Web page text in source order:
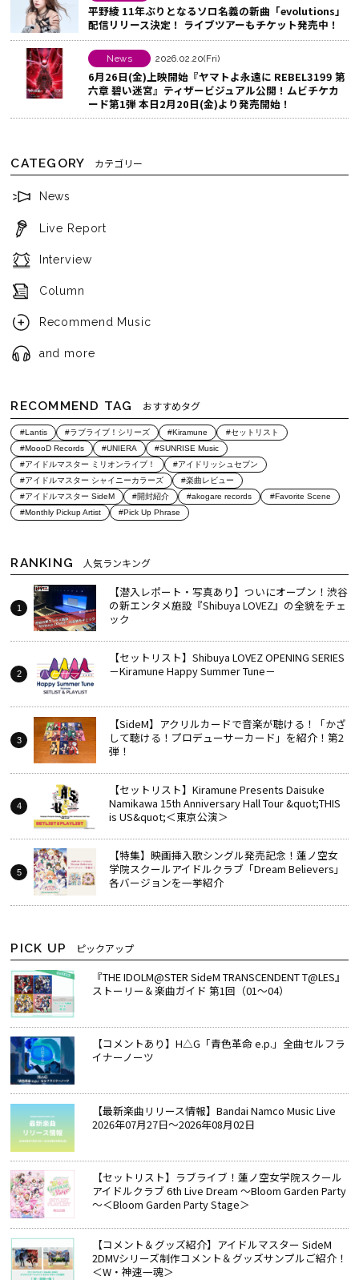
平野綾 11年ぶりとなるソロ名義の新曲「evolutions」
配信リリース決定！ ライブツアーもチケット発売中！
News 2026.02.20(Fri)
6月26日(金)上映開始『ヤマトよ永遠に REBEL3199 第
六章 碧い迷宮』ティザービジュアル公開！ムビチケカ
ード第1弾 本日2月20日(金)より発売開始！
CATEGORY カテゴリー
News
Live Report
Interview
Column
Recommend Music
and more
RECOMMEND TAG おすすめタグ
#Lantis #ラブライブ！シリーズ #Kiramune
#セットリスト
#MoooD Records
#UNIERA
#SUNRISE Music
#アイドルマスター ミリオンライブ！
#アイドリッシュセブン
#アイドルマスター シャイニーカラーズ
#楽曲レビュー
#アイドルマスター SideM
#開封紹介 #akogare records
#Favorite Scene
#Monthly Pickup Artist
#Pick Up Phrase
RANKING 人気ランキング
【潜入レポート・写真あり】ついにオープン！渋谷
の新エンタメ施設『Shibuya LOVEZ』の全貌をチェ
ック
【セットリスト】Shibuya LOVEZ OPENING SERIES
－Kiramune Happy Summer Tune－
【SideM】アクリルカードで音楽が聴ける！「かざ
して聴ける！プロデューサーカード」を紹介！第2
弾！
【セットリスト】Kiramune Presents Daisuke
Namikawa 15th Anniversary Hall Tour &quot;THIS
is US&quot;＜東京公演＞
【特集】映画挿入歌シングル発売記念！蓮ノ空女
学院スクールアイドルクラブ「Dream Believers」
各バージョンを一挙紹介
PICK UP ピックアップ
『THE IDOLM@STER SideM TRANSCENDENT T@LES』
ストーリー＆楽曲ガイド 第1回（01～04）
【コメントあり】H△G「青色革命 e.p.」全曲セルフラ
イナーノーツ
【最新楽曲リリース情報】Bandai Namco Music Live
2026年07月27日～2026年08月02日
【セットリスト】ラブライブ！蓮ノ空女学院スクール
アイドルクラブ 6th Live Dream ～Bloom Garden Party
～＜Bloom Garden Party Stage＞
【コメント＆グッズ紹介】アイドルマスター SideM
2DMVシリーズ制作コメント＆グッズサンプルご紹介！
＜W・神速一魂＞